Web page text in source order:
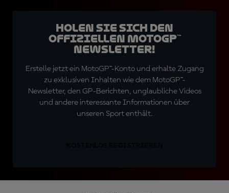
Holen Sie sich den
offiziellen MotoGP™
Newsletter!
Erstelle jetzt ein MotoGP™-Konto und erhalte Zugang
zu exklusiven Inhalten wie dem MotoGP™-
Newsletter, den GP-Berichten, unglaubliche Videos
und andere interessante Informationen über
unseren Sport enthält.